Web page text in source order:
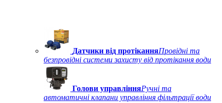
Датчики від протіканняПровідні та
безпровідні системи захисту від протікання води
Голови управлінняРучні та
автоматичні клапани управління фільтрації води